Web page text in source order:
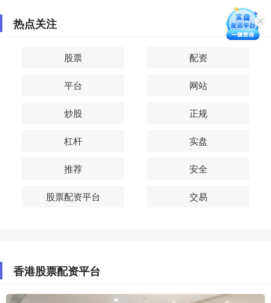
热点关注
股票 配资
平台 网站
炒股 正规
杠杆 实盘
推荐 安全
股票配资平台 交易
香港股票配资平台